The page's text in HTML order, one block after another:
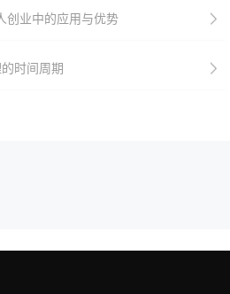
创业中的应用与优势
时间周期